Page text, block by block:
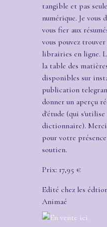
tangible et pas
numérique. Je vous
vous fier aux
vous pouvez trouver
librairies en ligne.
la table des
disponibles sur
publication
donner un aperçu
d'étude (qui s'utilise
dictionnaire).
pour votre
soutien.
Prix: 17,95 €
Edité chez les
Animaé